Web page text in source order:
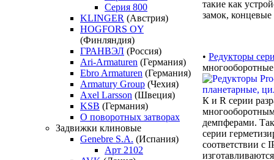
Серия 800
KLINGER (Австрия)
HOGFORS OY
(Финляндия)
ГРАНВЭЛ (Россия)
Ari-Armaturen (Германия)
Ebro Armaturen (Германия)
Armatury Group (Чехия)
Axel Larsson (Швеция)
KSB (Германия)
О поворотных затворах
Задвижки клиновые
Genebre S.A. (Испания)
Арт 2102
такие как
замок,
• Редукторы
К и R серии
демпферами.
серии
соответствии с